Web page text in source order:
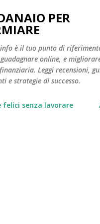
Passa ai contenuti
PER
è il tuo punto di
online, e
Leggi recensioni,
e strategie di successo.
felici senza lavorare